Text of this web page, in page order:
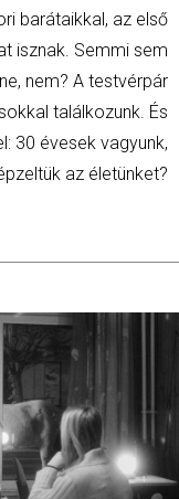
barátaikkal, az első
isznak. Semmi sem
nem? A testvérpár
találkozunk. És
30 évesek vagyunk,
az életünket?
OF LITTLE